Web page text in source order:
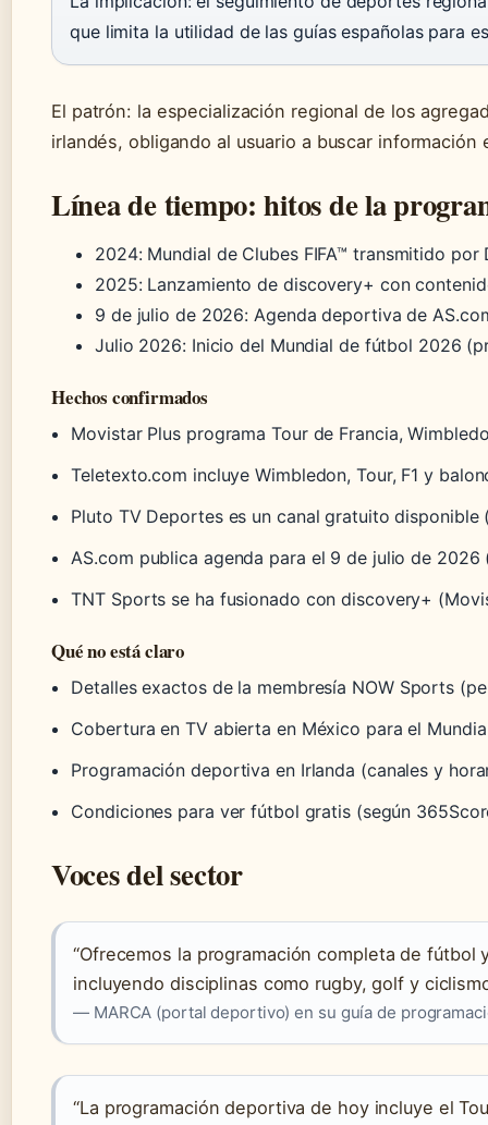
que limita la utilidad de las guías españolas para
El patrón: la especialización regional de los
irlandés, obligando al usuario a buscar
Línea de tiempo: hitos de la
2024: Mundial de Clubes FIFA™ transmitido
2025: Lanzamiento de discovery+ con
9 de julio de 2026: Agenda deportiva de
Julio 2026: Inicio del Mundial de fútbol 2026
Hechos confirmados
Movistar Plus programa Tour de Francia,
Teletexto.com incluye Wimbledon, Tour, F1 y
Pluto TV Deportes es un canal gratuito disponible
AS.com publica agenda para el 9 de julio de 2026
TNT Sports se ha fusionado con discovery+
Qué no está claro
Detalles exactos de la membresía NOW Sports
Cobertura en TV abierta en México para el
Programación deportiva en Irlanda (canales y
Condiciones para ver fútbol gratis (según
Voces del sector
“Ofrecemos la programación completa de
incluyendo disciplinas como rugby, golf y
— MARCA (portal deportivo) en su guía de
“La programación deportiva de hoy incluye el